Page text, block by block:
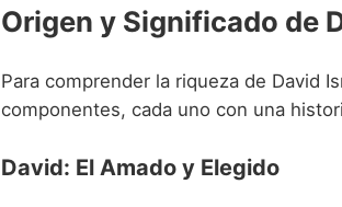
Origen y Significado de
Para comprender la riqueza de David
componentes, cada uno con una
David: El Amado y Elegido